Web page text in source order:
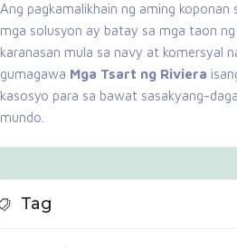
Ang pagkamalikhain ng aming koponan
mga solusyon ay batay sa mga taon
karanasan mula sa navy at komersyal
gumagawa Mga Tsart ng Riviera
kasosyo para sa bawat sasakyang-
mundo.
Tag